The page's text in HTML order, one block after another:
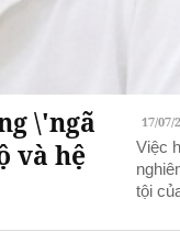
\'ngã
và hệ
17/07/
Việc
tội